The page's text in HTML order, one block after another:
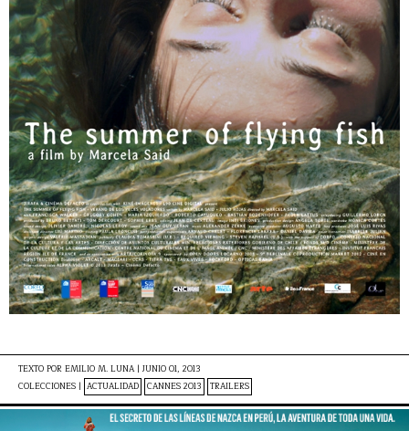
TEXTO POR EMILIO M. LUNA | JUNIO 01, 2013
COLECCIONES | ACTUALIDAD CANNES 2013 TRAILERS